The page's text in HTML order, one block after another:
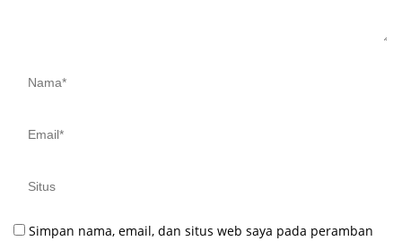
Simpan nama, email, dan situs web saya pada peramban